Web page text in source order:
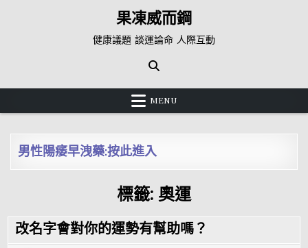
果凍威而鋼
健康議題 談運論命 人際互動
MENU
男性陽痿早洩藥:按此進入
標籤: 奧運
改名字會對你的運勢有幫助嗎？